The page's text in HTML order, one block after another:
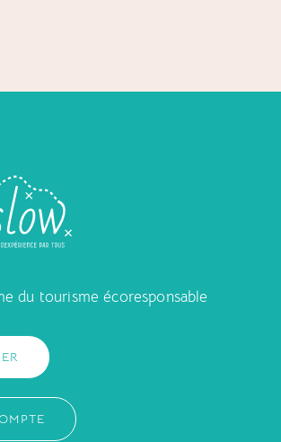
du tourisme écoresponsable